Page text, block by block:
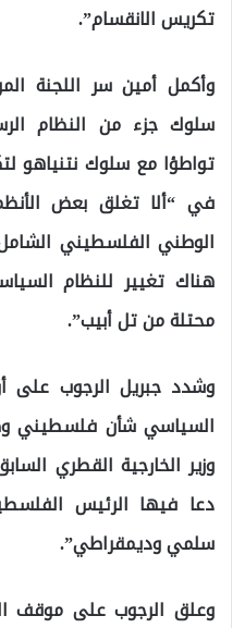
تكريس الانقسام”.
وأكمل أمين سر اللجنة
سلوك جزء من النظام
تواطؤا مع سلوك نتنياهو
في “ألا تغلق بعض
الوطني الفلسطيني
هناك تغيير للنظام
محتلة من تل أبيب”.
وشدد جبريل الرجوب على
السياسي شأن فلسطيني
وزير الخارجية القطري
دعا فيها الرئيس
سلمي وديمقراطي”.
وعلق الرجوب على موقف